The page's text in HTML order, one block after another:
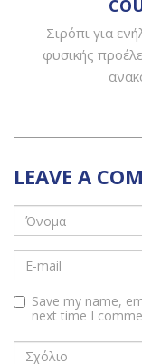
Σιρόπι για
φυσικής
LEAVE A
Save my name,
next time I